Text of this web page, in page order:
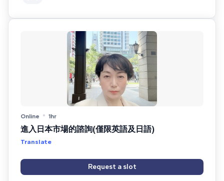
Online 1hr
進入日本市場的諮詢(僅限英語及日語)
Translate
Request a slot